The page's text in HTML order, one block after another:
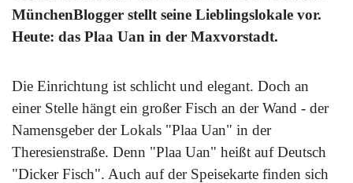
MünchenBlogger stellt seine Lieblingslokale vor.
Heute: das Plaa Uan in der Maxvorstadt.
Die Einrichtung ist schlicht und elegant. Doch an
einer Stelle hängt ein großer Fisch an der Wand - der
Namensgeber der Lokals "Plaa Uan" in der
Theresienstraße. Denn "Plaa Uan" heißt auf Deutsch
"Dicker Fisch". Auch auf der Speisekarte finden sich